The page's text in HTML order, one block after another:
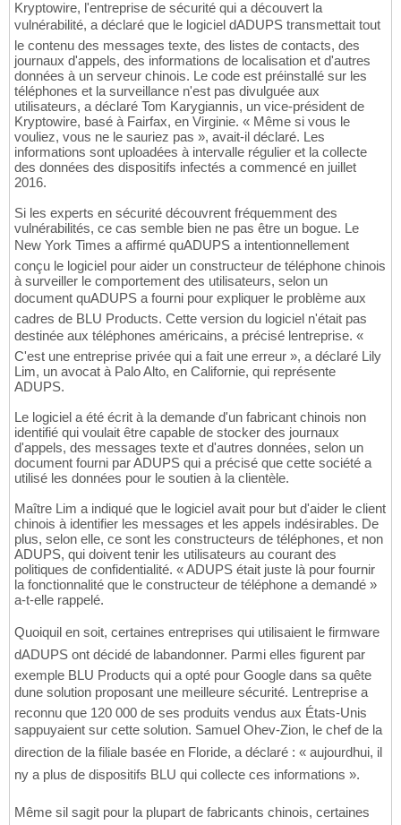
Kryptowire, l'entreprise de sécurité qui a découvert la
vulnérabilité, a déclaré que le logiciel dADUPS transmettait tout
le contenu des messages texte, des listes de contacts, des
journaux d'appels, des informations de localisation et d'autres
données à un serveur chinois. Le code est préinstallé sur les
téléphones et la surveillance n'est pas divulguée aux
utilisateurs, a déclaré Tom Karygiannis, un vice-président de
Kryptowire, basé à Fairfax, en Virginie. « Même si vous le
vouliez, vous ne le sauriez pas », avait-il déclaré. Les
informations sont uploadées à intervalle régulier et la collecte
des données des dispositifs infectés a commencé en juillet
2016.
Si les experts en sécurité découvrent fréquemment des
vulnérabilités, ce cas semble bien ne pas être un bogue. Le
New York Times a affirmé quADUPS a intentionnellement
conçu le logiciel pour aider un constructeur de téléphone chinois
à surveiller le comportement des utilisateurs, selon un
document quADUPS a fourni pour expliquer le problème aux
cadres de BLU Products. Cette version du logiciel n'était pas
destinée aux téléphones américains, a précisé lentreprise. «
C'est une entreprise privée qui a fait une erreur », a déclaré Lily
Lim, un avocat à Palo Alto, en Californie, qui représente
ADUPS.
Le logiciel a été écrit à la demande d'un fabricant chinois non
identifié qui voulait être capable de stocker des journaux
d'appels, des messages texte et d'autres données, selon un
document fourni par ADUPS qui a précisé que cette société a
utilisé les données pour le soutien à la clientèle.
Maître Lim a indiqué que le logiciel avait pour but d'aider le client
chinois à identifier les messages et les appels indésirables. De
plus, selon elle, ce sont les constructeurs de téléphones, et non
ADUPS, qui doivent tenir les utilisateurs au courant des
politiques de confidentialité. « ADUPS était juste là pour fournir
la fonctionnalité que le constructeur de téléphone a demandé »
a-t-elle rappelé.
Quoiquil en soit, certaines entreprises qui utilisaient le firmware
dADUPS ont décidé de labandonner. Parmi elles figurent par
exemple BLU Products qui a opté pour Google dans sa quête
dune solution proposant une meilleure sécurité. Lentreprise a
reconnu que 120 000 de ses produits vendus aux États-Unis
sappuyaient sur cette solution. Samuel Ohev-Zion, le chef de la
direction de la filiale basée en Floride, a déclaré : « aujourdhui, il
ny a plus de dispositifs BLU qui collecte ces informations ».
Même sil sagit pour la plupart de fabricants chinois, certaines